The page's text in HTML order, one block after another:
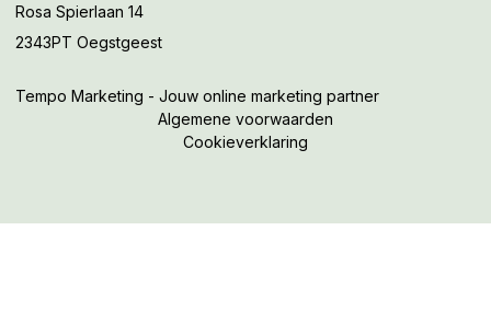
Rosa Spierlaan 14
2343PT Oegstgeest
Tempo Marketing - Jouw online marketing partner
Algemene voorwaarden
Cookieverklaring